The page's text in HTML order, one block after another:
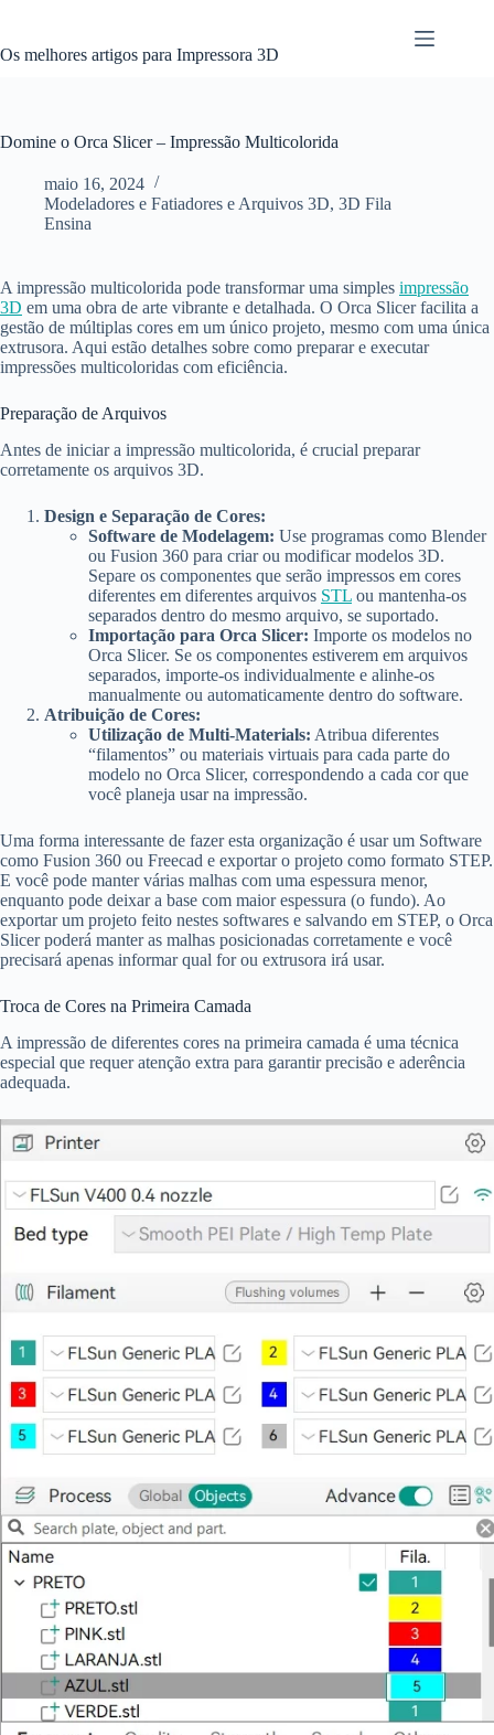
o
Os melhores artigos para Impressora 3D
Domine o Orca Slicer – Impressão Multicolorida
maio 16, 2024
Modeladores e Fatiadores e Arquivos 3D, 3D Fila
Ensina
A impressão multicolorida pode transformar uma simples impressão
3D em uma obra de arte vibrante e detalhada. O Orca Slicer facilita a
gestão de múltiplas cores em um único projeto, mesmo com uma única
extrusora. Aqui estão detalhes sobre como preparar e executar
impressões multicoloridas com eficiência.
Preparação de Arquivos
Antes de iniciar a impressão multicolorida, é crucial preparar
corretamente os arquivos 3D.
Design e Separação de Cores:
Software de Modelagem: Use programas como Blender
ou Fusion 360 para criar ou modificar modelos 3D.
Separe os componentes que serão impressos em cores
diferentes em diferentes arquivos STL ou mantenha-os
separados dentro do mesmo arquivo, se suportado.
Importação para Orca Slicer: Importe os modelos no
Orca Slicer. Se os componentes estiverem em arquivos
separados, importe-os individualmente e alinhe-os
manualmente ou automaticamente dentro do software.
Atribuição de Cores:
Utilização de Multi-Materials: Atribua diferentes
“filamentos” ou materiais virtuais para cada parte do
modelo no Orca Slicer, correspondendo a cada cor que
você planeja usar na impressão.
Uma forma interessante de fazer esta organização é usar um Software
como Fusion 360 ou Freecad e exportar o projeto como formato STEP.
E você pode manter várias malhas com uma espessura menor,
enquanto pode deixar a base com maior espessura (o fundo). Ao
exportar um projeto feito nestes softwares e salvando em STEP, o Orca
Slicer poderá manter as malhas posicionadas corretamente e você
precisará apenas informar qual for ou extrusora irá usar.
Troca de Cores na Primeira Camada
A impressão de diferentes cores na primeira camada é uma técnica
especial que requer atenção extra para garantir precisão e aderência
adequada.